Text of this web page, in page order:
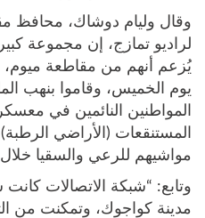
وقال وليام دوشاك، محافظ
لراديو تمازج، إن مجموعة
يُزعم أنهم من مقاطعة ميوم،
يوم الخميس، وقاموا بنهب
المواطنين النائمين في
المستنقعات (الأراضي
مواشيهم للرعي والسقيا
وتابع: “شبكة الاتصالات كانت
مدينة كواجوك، وتمكنت من